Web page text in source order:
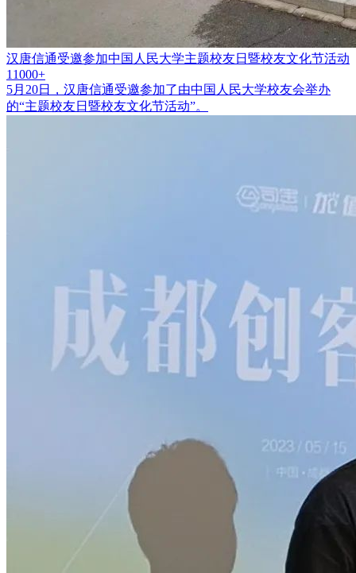
汉唐信通受邀参加中国人民大学主题校友日暨校友文化节活动
11000+
5月20日，汉唐信通受邀参加了由中国人民大学校友会举办
的“主题校友日暨校友文化节活动”。